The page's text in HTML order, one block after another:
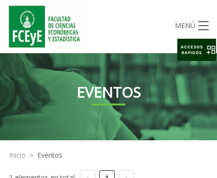
MENÚ
EVENTOS
Inicio > Eventos
ACCESOS
RAPIDOS